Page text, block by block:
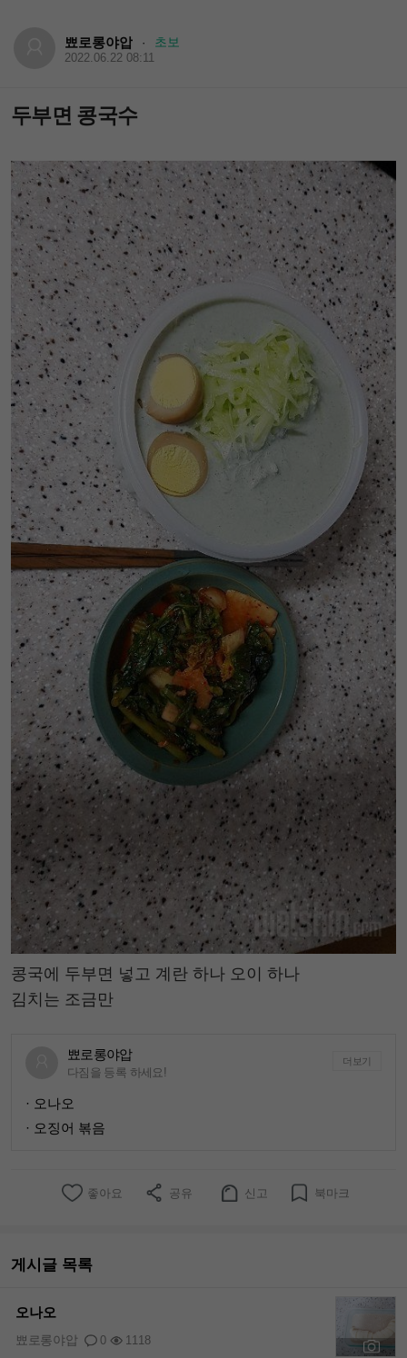
뾰로롱야압 · 초보
2022.06.22 08:11
두부면 콩국수
콩국에 두부면 넣고 계란 하나 오이 하나
김치는 조금만
뾰로롱야압
다짐을 등록 하세요!
더보기
· 오나오
· 오징어 볶음
좋아요 공유 신고 북마크
게시글 목록
오나오
0 1118
뾰로롱야압